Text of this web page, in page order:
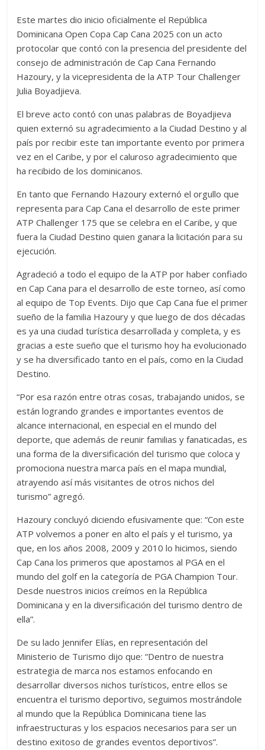
Este martes dio inicio oficialmente el República
Dominicana Open Copa Cap Cana 2025 con un acto
protocolar que contó con la presencia del presidente del
consejo de administración de Cap Cana Fernando
Hazoury, y la vicepresidenta de la ATP Tour Challenger
Julia Boyadjieva.
El breve acto contó con unas palabras de Boyadjieva
quien externó su agradecimiento a la Ciudad Destino y al
país por recibir este tan importante evento por primera
vez en el Caribe, y por el caluroso agradecimiento que
ha recibido de los dominicanos.
En tanto que Fernando Hazoury externó el orgullo que
representa para Cap Cana el desarrollo de este primer
ATP Challenger 175 que se celebra en el Caribe, y que
fuera la Ciudad Destino quien ganara la licitación para su
ejecución.
Agradeció a todo el equipo de la ATP por haber confiado
en Cap Cana para el desarrollo de este torneo, así como
al equipo de Top Events. Dijo que Cap Cana fue el primer
sueño de la familia Hazoury y que luego de dos décadas
es ya una ciudad turística desarrollada y completa, y es
gracias a este sueño que el turismo hoy ha evolucionado
y se ha diversificado tanto en el país, como en la Ciudad
Destino.
“Por esa razón entre otras cosas, trabajando unidos, se
están logrando grandes e importantes eventos de
alcance internacional, en especial en el mundo del
deporte, que además de reunir familias y fanaticadas, es
una forma de la diversificación del turismo que coloca y
promociona nuestra marca país en el mapa mundial,
atrayendo así más visitantes de otros nichos del
turismo” agregó.
Hazoury concluyó diciendo efusivamente que: “Con este
ATP volvemos a poner en alto el país y el turismo, ya
que, en los años 2008, 2009 y 2010 lo hicimos, siendo
Cap Cana los primeros que apostamos al PGA en el
mundo del golf en la categoría de PGA Champion Tour.
Desde nuestros inicios creímos en la República
Dominicana y en la diversificación del turismo dentro de
ella”.
De su lado Jennifer Elías, en representación del
Ministerio de Turismo dijo que: “Dentro de nuestra
estrategia de marca nos estamos enfocando en
desarrollar diversos nichos turísticos, entre ellos se
encuentra el turismo deportivo, seguimos mostrándole
al mundo que la República Dominicana tiene las
infraestructuras y los espacios necesarios para ser un
destino exitoso de grandes eventos deportivos”.